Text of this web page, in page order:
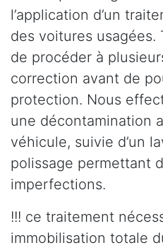
l’application d’un
des voitures
de procéder à
correction avant de
protection. Nous
une décontamination
véhicule, suivie d’un
polissage permettant
imperfections.
!!! ce traitement
immobilisation totale